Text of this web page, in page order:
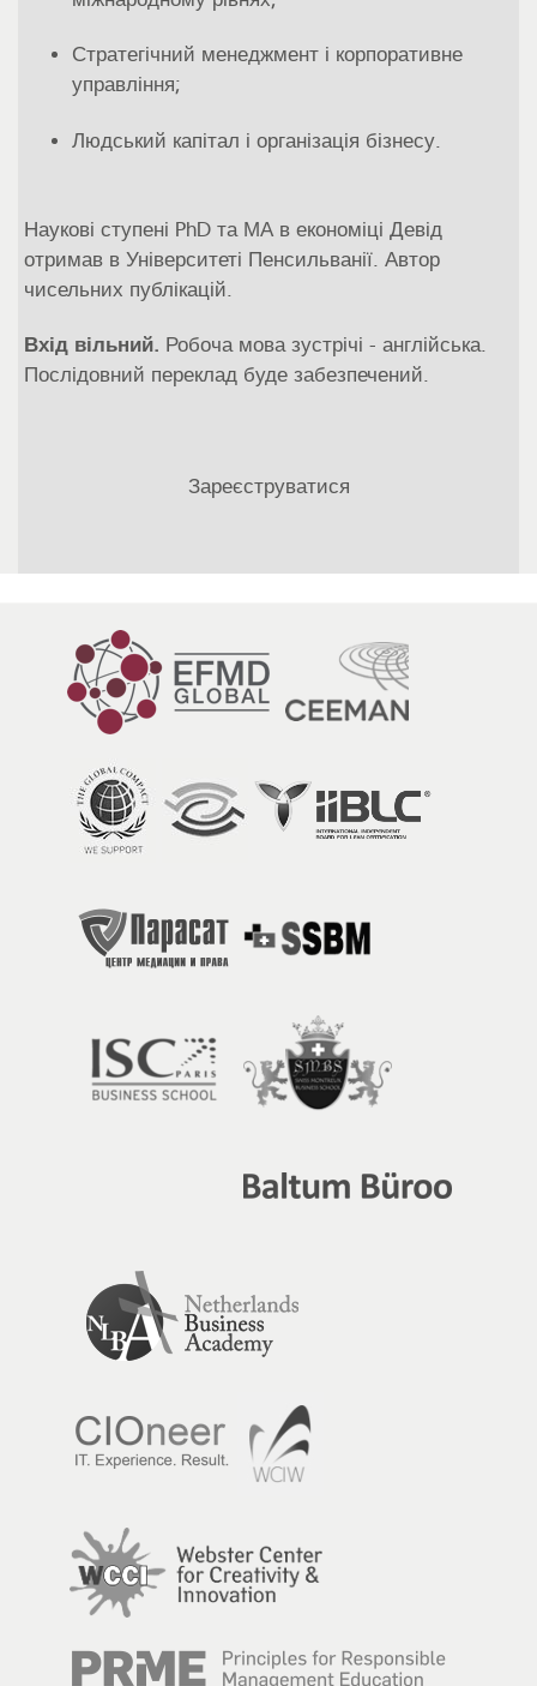
Стратегічний менеджмент і корпоративне
управління;
Людський капітал і організація бізнесу.
Наукові ступені PhD та МА в економіці Девід
отримав в Університеті Пенсильванії. Автор
чисельних публікацій.
Вхід вільний. Робоча мова зустрічі - англійська.
Послідовний переклад буде забезпечений.
Зареєструватися